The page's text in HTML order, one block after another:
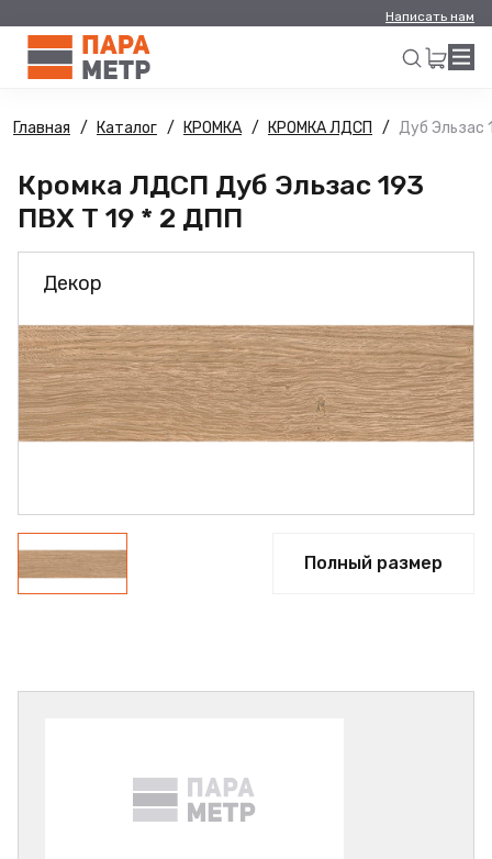
Написать нам
Искать
Главная Каталог КРОМКА КРОМКА ЛДСП Дуб Эльзас
Кромка ЛДСП Дуб Эльзас 193
ПВХ Т 19 * 2 ДПП
Декор
Полный размер